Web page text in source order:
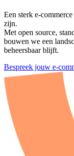
Een sterk e-
zijn.
Met open source,
bouwen we een
beheersbaar blijft.
Bespreek jouw e-